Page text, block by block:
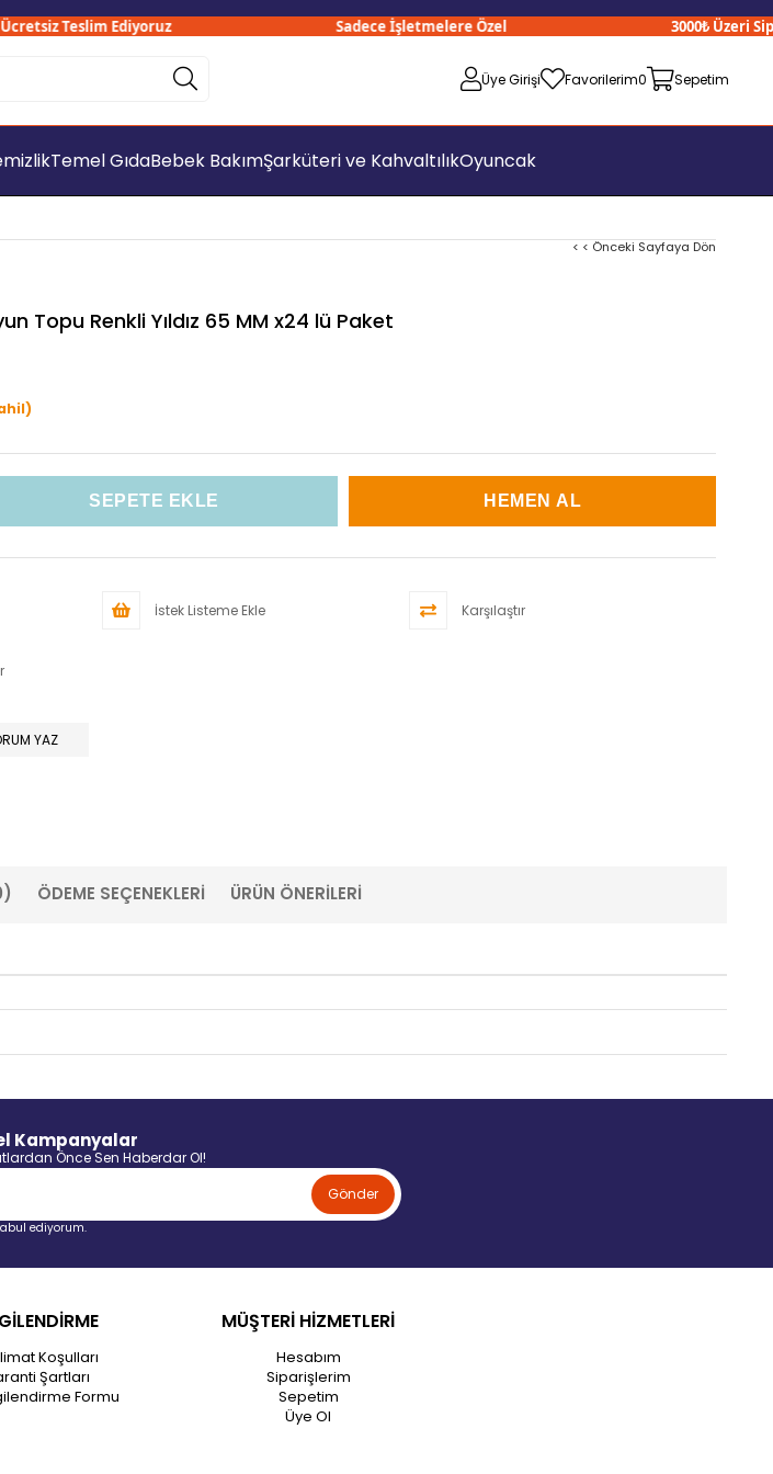
Teslim Ediyoruz Sadece İşletmelere Özel 3000₺ Üzeri
Üye Girişi Favorilerim0 Sepetim
Temel GıdaBebek BakımŞarküteri ve KahvaltılıkOyuncak
< < Önceki Sayfaya Dön
Topu Renkli Yıldız 65 MM x24 lü Paket
İstek Listeme Ekle Karşılaştır
YAZ
ÖDEME SEÇENEKLERI ÜRÜN ÖNERILERI
Kampanyalar
Önce Sen Haberdar Ol!
Gönder
ediyorum.
Koşulları
Şartları
Formu
MÜŞTERİ HİZMETLERİ
Hesabım
Siparişlerim
Sepetim
Üye Ol